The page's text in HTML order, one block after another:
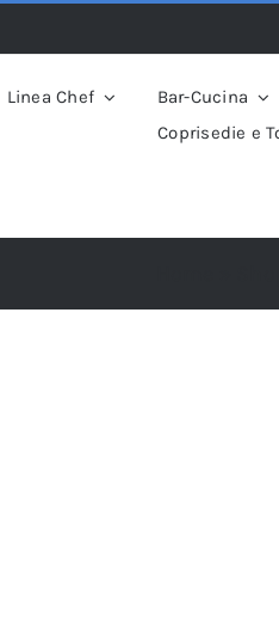
Linea Chef Bar-Cucina
Coprisedie e